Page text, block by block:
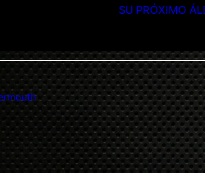
SU PRÓXIMO